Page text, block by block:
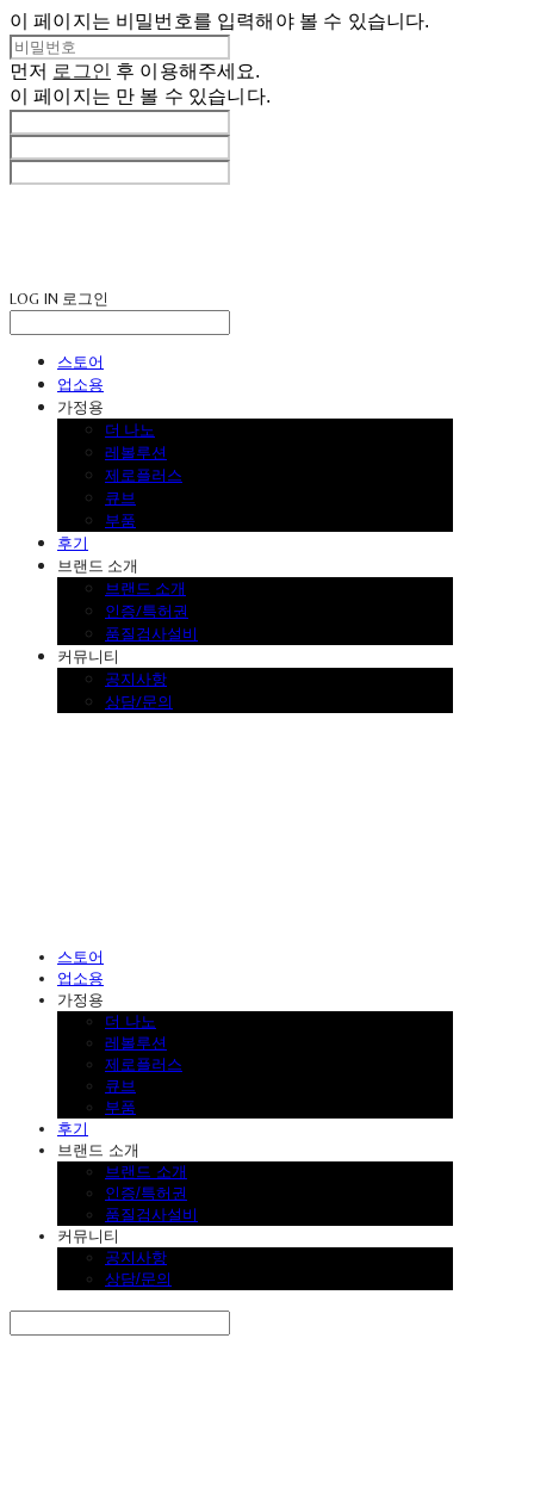
이 페이지는 비밀번호를 입력해야 볼 수 있습니다.
먼저 로그인 후 이용해주세요.
이 페이지는 만 볼 수 있습니다.
LOG IN 로그인
스토어
업소용
가정용
더 나노
레볼루션
제로플러스
큐브
부품
후기
브랜드 소개
브랜드 소개
인증/특허권
품질검사설비
커뮤니티
공지사항
상담/문의
스토어
업소용
가정용
더 나노
레볼루션
제로플러스
큐브
부품
후기
브랜드 소개
브랜드 소개
인증/특허권
품질검사설비
커뮤니티
공지사항
상담/문의